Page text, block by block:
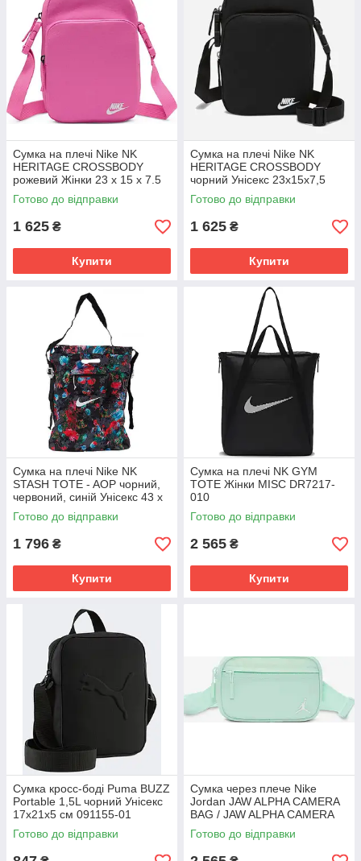
Сумка на плечі Nike NK
HERITAGE CROSSBODY
рожевий Жінки 23 х 15 х 7.5
см DB0456-676
Готово до відправки
1 625 ₴
Купити
Сумка на плечі Nike NK
HERITAGE CROSSBODY
чорний Унісекс 23х15х7,5
DB0456-010
Готово до відправки
1 625 ₴
Купити
Сумка на плечі Nike NK
STASH TOTE - AOP чорний,
червоний, синій Унісекс 43 x
36 x 15 см DV3089-010
Готово до відправки
1 796 ₴
Купити
Сумка на плечі NK GYM
TOTE Жінки MISC DR7217-
010
Готово до відправки
2 565 ₴
Купити
Сумка кросс-боді Puma BUZZ
Portable 1,5L чорний Унісекс
17x21x5 см 091155-01
Готово до відправки
Сумка через плече Nike
Jordan JAW ALPHA CAMERA
BAG / JAW ALPHA CAMERA
BAG 1L бірюзовий Жінки 18 х
11 х 5 см WA0870-U4A
Готово до відправки